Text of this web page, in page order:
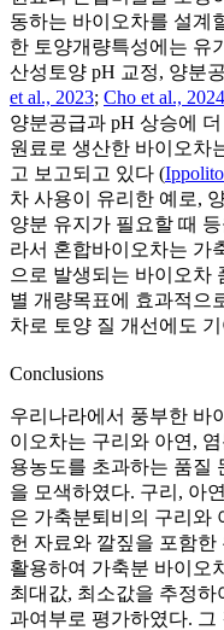
동하는 바이오차를 설계
한 토양개량특성에는 유
산성토양 pH 교정, 양분
et al., 2023; Cho et al., 2024
양분공급과 pH 상승에
원료로 생산한 바이오차
고 보고되고 있다 (
차 사용이 유리한 예로,
양분 유지가 필요할 때
라서 혼합바이오차는 가
으로 발생되는 바이오차
별 개량목표에 효과적으
차로 토양 질 개선에도
Conclusions
우리나라에서 풍부한 바
이오차는 구리와 아연,
용농도를 초과하는 품질
을 모색하였다. 구리, 아
은 가축분퇴비의 구리와
헌 자료와 깔짚을 포함
활용하여 가축분 바이오
최대값, 최소값을 추정
과여부로 평가하였다. 그